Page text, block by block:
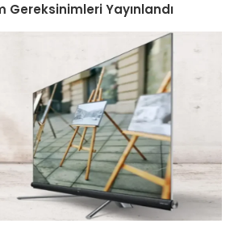
Gereksinimleri Yayınlandı